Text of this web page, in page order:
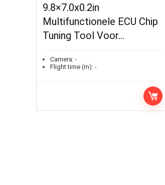
9.8×7.0x0.2in
Multifunctionele ECU Chip
Tuning Tool Voor…
Camera: -
Flight time (m): -